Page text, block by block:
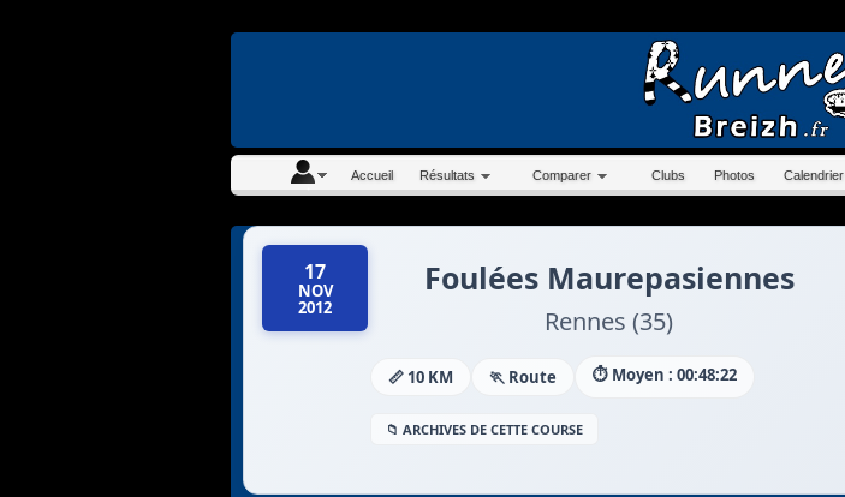
Accueil Résultats Comparer Clubs Photos Calendrier
17
NOV
2012
Foulées Maurepasiennes
Rennes (35)
📏 10 KM 🏃 Route ⏱️ Moyen : 00:48:22
📁 ARCHIVES DE CETTE COURSE